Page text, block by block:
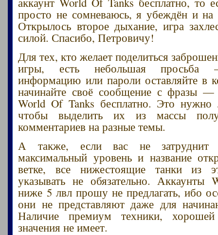
просто не сомневаюсь, я убеждён и на
Открылось второе дыхание, игра
силой. Спасибо, Петровичу!
Для тех, кто желает поделиться
игры, есть небольшая просьба
информацию или пароли оставляйте в
начинайте своё сообщение с фразы —
World Of Tanks бесплатно. Это нужно
чтобы выделить их из массы
комментариев на разные темы.
А также, если вас не затруднит
максимальный уровень и название
ветке, все нижестоящие танки из
указывать не обязательно. Аккаунты
ниже 5 лвл прошу не предлагать, ибо
они не представляют даже для
Наличие премиум техники, хорошей
значения не имеет.